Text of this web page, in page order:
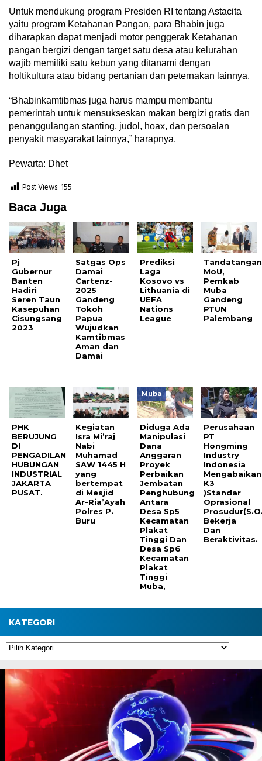
Untuk mendukung program Presiden RI tentang Astacita
yaitu program Ketahanan Pangan, para Bhabin juga
diharapkan dapat menjadi motor penggerak Ketahanan
pangan bergizi dengan target satu desa atau kelurahan
wajib memiliki satu kebun yang ditanami dengan
holtikultura atau bidang pertanian dan peternakan lainnya.
“Bhabinkamtibmas juga harus mampu membantu
pemerintah untuk mensukseskan makan bergizi gratis dan
penanggulangan stanting, judol, hoax, dan persoalan
penyakit masyarakat lainnya,” harapnya.
Pewarta: Dhet
Post Views: 155
Baca Juga
Pj
Gubernur
Banten
Hadiri
Seren Taun
Kasepuhan
Cisungsang
2023
Satgas Ops
Damai
Cartenz-
2025
Gandeng
Tokoh
Papua
Wujudkan
Kamtibmas
Aman dan
Damai
Prediksi
Laga
Kosovo vs
Lithuania di
UEFA
Nations
League
MoU,
Pemkab
Muba
Gandeng
PTUN
Palembang
PHK
BERUJUNG
DI
PENGADILAN
HUBUNGAN
INDUSTRIAL
JAKARTA
PUSAT.
Kegiatan
Isra Mi’raj
Nabi
Muhamad
SAW 1445 H
yang
bertempat
di Mesjid
Ar-Ria’Ayah
Polres P.
Buru
Muba
Diduga Ada
Manipulasi
Dana
Anggaran
Proyek
Perbaikan
Jembatan
Penghubung
Antara
Desa Sp5
Kecamatan
Plakat
Tinggi Dan
Desa Sp6
Kecamatan
Plakat
Tinggi
Muba,
Perusahaan
PT
Hongming
Industry
Indonesia
K3
)Standar
Oprasional
Bekerja
Dan
Beraktivitas.
KATEGORI
Kategori
Pemutar
Video